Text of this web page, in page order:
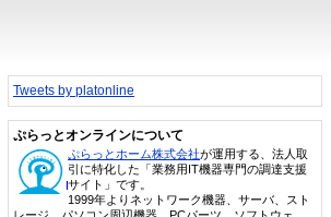
Tweets by platonline
ぷらっとオンラインについて
ぷらっとホーム株式会社が運用する、法人取
引に特化した「業務用IT機器専門の調達支援
サイト」です。
1999年よりネットワーク機器、サーバ、スト